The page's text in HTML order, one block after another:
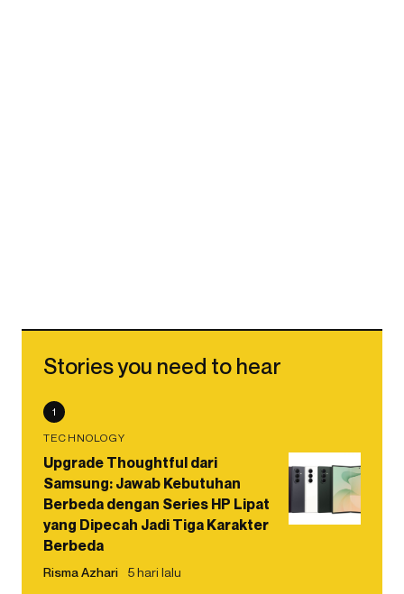
Stories you need to hear
1
TECHNOLOGY
Upgrade Thoughtful dari
Samsung: Jawab Kebutuhan
Berbeda dengan Series HP Lipat
yang Dipecah Jadi Tiga Karakter
Berbeda
Risma Azhari 5 hari lalu